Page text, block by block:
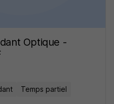
Optique -
Temps partiel